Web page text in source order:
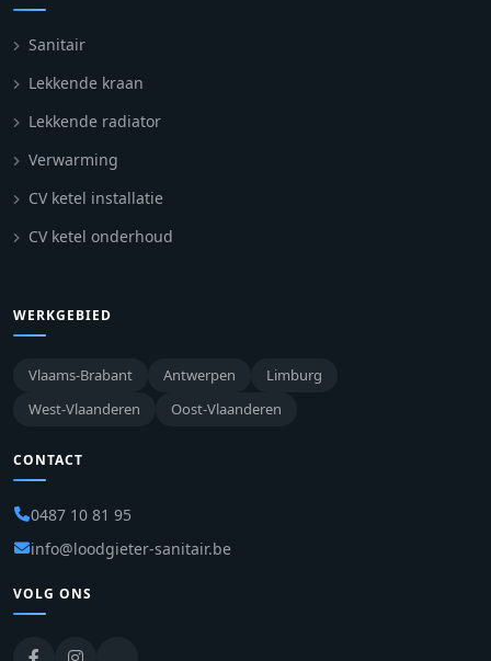
Sanitair
Lekkende kraan
Lekkende radiator
Verwarming
CV ketel installatie
CV ketel onderhoud
WERKGEBIED
Vlaams-Brabant Antwerpen
Limburg
West-Vlaanderen
Oost-Vlaanderen
CONTACT
0487 10 81 95
info@loodgieter-sanitair.be
VOLG ONS